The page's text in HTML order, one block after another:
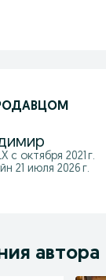
с октября 2021 г.
21 июля 2026 г.
автора